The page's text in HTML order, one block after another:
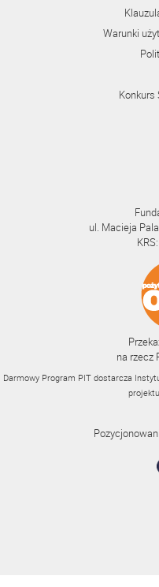
Warunki
Konkurs
ul. Macieja
na rzecz
Darmowy Program PIT dostarcza
projektu